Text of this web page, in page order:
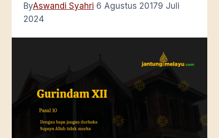
ByAswandi Syahri 6 Agustus 20179 Juli
2024